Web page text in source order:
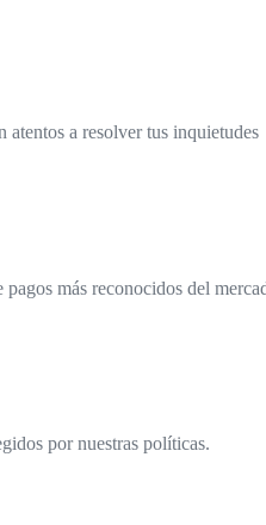
atentos a resolver tus inquietudes
más reconocidos del
por nuestras políticas.